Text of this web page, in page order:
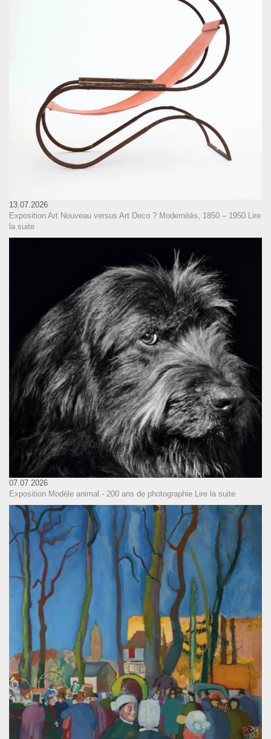
13.07.2026
Exposition Art Nouveau versus Art Deco ? Modernités, 1850 – 1950
Lire
la suite
07.07.2026
Exposition Modèle animal - 200 ans de photographie Lire la suite